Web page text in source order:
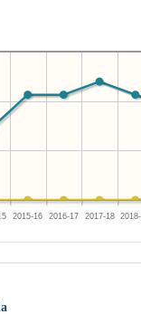
2015-16 2016-17 2017-18